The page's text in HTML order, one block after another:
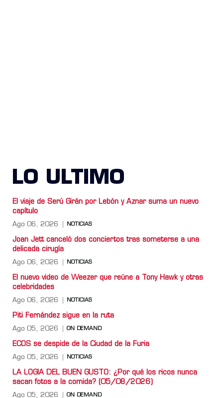
LO ULTIMO
El viaje de Serú Girán por Lebón y Aznar suma un nuevo
capítulo
Ago 06, 2026 NOTICIAS
Joan Jett canceló dos conciertos tras someterse a una
delicada cirugía
Ago 06, 2026 NOTICIAS
El nuevo video de Weezer que reúne a Tony Hawk y otras
celebridades
Ago 06, 2026 NOTICIAS
Piti Fernández sigue en la ruta
Ago 05, 2026 ON DEMAND
ECOS se despide de la Ciudad de la Furia
Ago 05, 2026 NOTICIAS
LA LOGIA DEL BUEN GUSTO: ¿Por qué los ricos nunca
sacan fotos a la comida? (05/08/2026)
Ago 05, 2026 ON DEMAND